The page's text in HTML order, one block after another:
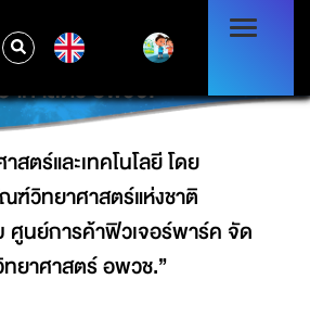
ตร์และเทคโนโลยี โดยองค์การ
สตร์แห่งชาติ (อพวช.) ร่วมกับ
อร์พาร์ค จัดงาน “สวนสนุก
าศาสตร์ อพวช.”
สตร์และเทคโนโลยี โดย
วิทยาศาสตร์แห่งชาติ
ศูนย์การค้าฟิวเจอร์พาร์ค จัด
ยาศาสตร์ อพวช.”